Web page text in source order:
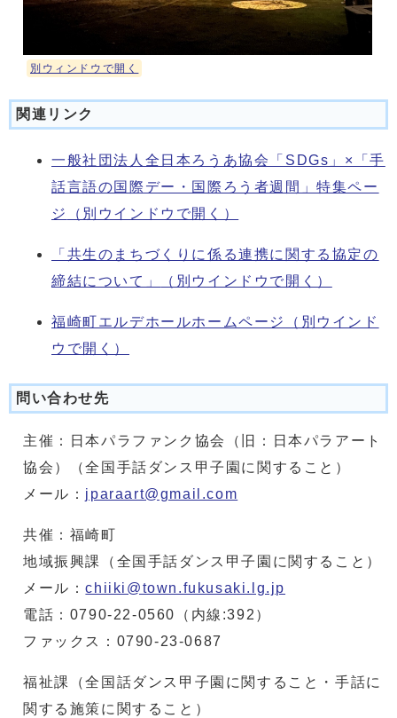
別ウィンドウで開く
関連リンク
一般社団法人全日本ろうあ協会「SDGs」×「手
話言語の国際デー・国際ろう者週間」特集ペー
ジ
（別ウインドウで開く）
「共生のまちづくりに係る連携に関する協定の
締結について」
（別ウインドウで開く）
福崎町エルデホールホームページ
（別ウインド
ウで開く）
問い合わせ先
主催：日本パラファンク協会（旧：日本パラアート
協会）（全国手話ダンス甲子園に関すること）
メール： jparaart@gmail.com
共催：福崎町
地域振興課（全国手話ダンス甲子園に関すること）
メール：chiiki@town.fukusaki.lg.jp
電話：0790-22-0560（内線:392）
ファックス：0790-23-0687
福祉課（全国話ダンス甲子園に関すること・手話に
関する施策に関すること）